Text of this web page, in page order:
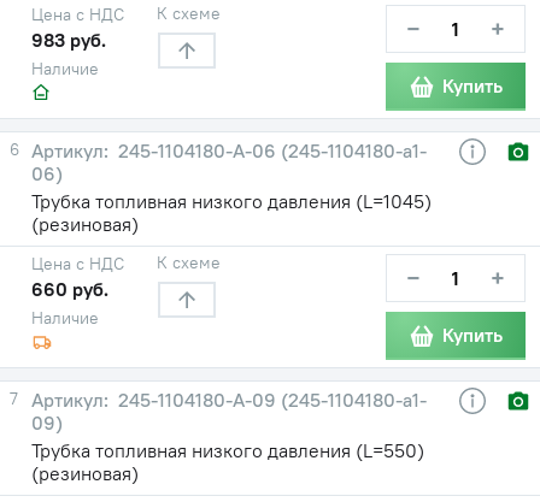
Наличие
Цена с НДС
983 руб.
К схеме − +
Купить
6
245-1104180-А-06 (245-1104180-а1-
06)
Трубка топливная низкого давления (L=1045)
(резиновая)
Наличие
Цена с НДС
660 руб.
К схеме − +
Купить
7
245-1104180-А-09 (245-1104180-а1-
09)
Трубка топливная низкого давления (L=550)
(резиновая)